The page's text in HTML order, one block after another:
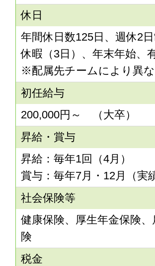
休日
年間休日数125日、週休2
休暇（3日）、年末年始、
※配属先チームにより異
初任給与
200,000円～ （大卒）
昇給・賞与
昇給：毎年1回（4月）
賞与：毎年7月・12月（実
社会保険等
健康保険、厚生年金保険
険
税金